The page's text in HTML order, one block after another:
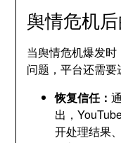
舆情危机
当舆情危机爆发
问题，平台还需要
恢复信任：
出，
开处理结果